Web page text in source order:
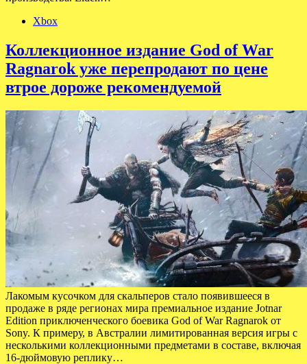
Xbox
Коллекционное издание God of War
Ragnarok уже перепродают по цене
втрое дороже рекомендуемой
Лакомым кусочком для скальперов стало появившееся в
продаже в ряде регионах мира премиальное издание Jotnar
Edition приключенческого боевика God of War Ragnarok от
Sony. К примеру, в Австралии лимитированная версия игры с
несколькими коллекционными предметами в составе, включая
16-дюймовую реплику…